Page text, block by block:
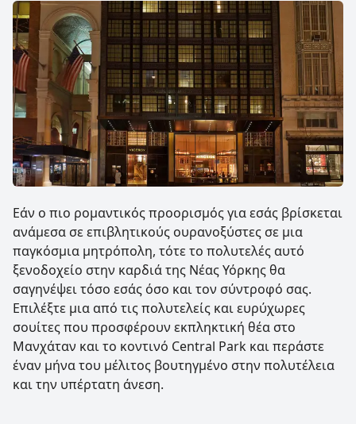
Εάν ο πιο ρομαντικός προορισμός για εσάς βρίσκεται
ανάμεσα σε επιβλητικούς ουρανοξύστες σε μια
παγκόσμια μητρόπολη, τότε το πολυτελές αυτό
ξενοδοχείο στην καρδιά της Νέας Υόρκης θα
σαγηνέψει τόσο εσάς όσο και τον σύντροφό σας.
Επιλέξτε μια από τις πολυτελείς και ευρύχωρες
σουίτες που προσφέρουν εκπληκτική θέα στο
Μανχάταν και το κοντινό Central Park και περάστε
έναν μήνα του μέλιτος βουτηγμένο στην πολυτέλεια
και την υπέρτατη άνεση.